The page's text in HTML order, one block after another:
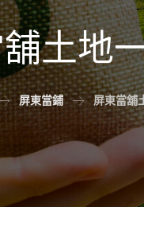
土地
屏東當鋪 屏東當舖